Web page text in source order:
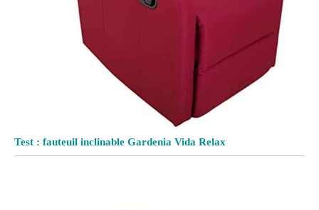
Test : fauteuil inclinable Gardenia Vida Relax